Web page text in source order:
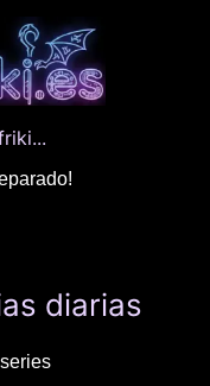
diarias